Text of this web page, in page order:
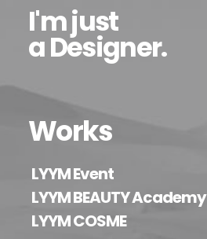
I'm just
a Designer.
Works
LYYM Event
LYYM BEAUTY Academy
LYYM COSME